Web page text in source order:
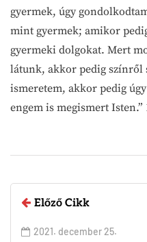
gyermek, úgy
mint gyermek; amikor
gyermeki dolgokat. Mert
látunk, akkor pedig színről
ismeretem, akkor pedig
engem is megismert
Előző Cikk
2021. december 25.